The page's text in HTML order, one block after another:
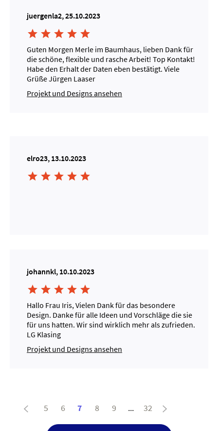
juergenla2, 25.10.2023
    
Guten Morgen Merle im Baumhaus, lieben Dank für
die schöne, flexible und rasche Arbeit! Top Kontakt!
Habe den Erhalt der Daten eben bestätigt. Viele
Grüße Jürgen Laaser
Projekt und Designs ansehen
elro23, 13.10.2023
    
johannkl, 10.10.2023
    
Hallo Frau Iris, Vielen Dank für das besondere
Design. Danke für alle Ideen und Vorschläge die sie
für uns hatten. Wir sind wirklich mehr als zufrieden.
LG Klasing
Projekt und Designs ansehen
5 6 7 8 9 ... 32